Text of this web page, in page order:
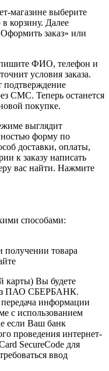
магазине выберите
корзину. Далее
заказ» или
ФИО, телефон и
условия заказа.
подтверждение
СМС. Теперь останется
покупке.
выглядит
форму по
доставки, оплаты,
к заказу написать
вас найти. Нажмите
способами:
получении товара
карты) Вы будете
ПАО СБЕРБАНК.
информации
с использованием
если Ваш банк
проведения интернет-
SecureCode для
ввод